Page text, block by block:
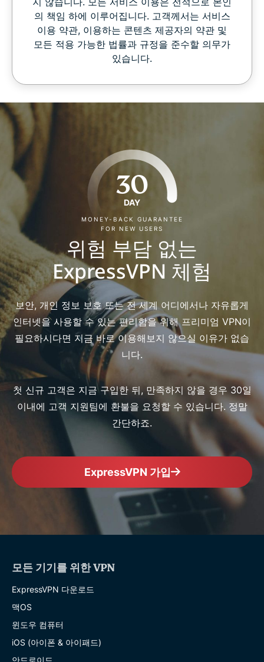
의 책임 하에 이루어집니다. 고객께서는 서비스
이용 약관, 이용하는 콘텐츠 제공자의 약관 및
모든 적용 가능한 법률과 규정을 준수할 의무가
있습니다.
30
DAY
MONEY-BACK GUARANTEE
FOR NEW USERS
위험 부담 없는
ExpressVPN 체험
보안, 개인 정보 보호 또는 전 세계 어디에서나 자유롭게
인터넷을 사용할 수 있는 편리함을 위해 프리미엄 VPN이
필요하시다면 지금 바로 이용해보지 않으실 이유가 없습
니다.
첫 신규 고객은 지금 구입한 뒤, 만족하지 않을 경우 30일
이내에 고객 지원팀에 환불을 요청할 수 있습니다. 정말
간단하죠.
ExpressVPN 가입
모든 기기를 위한 VPN
ExpressVPN 다운로드
맥OS
윈도우 컴퓨터
iOS (아이폰 & 아이패드)